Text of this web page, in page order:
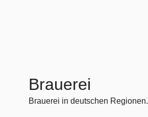
Brauerei
Brauerei in deutschen Regionen.